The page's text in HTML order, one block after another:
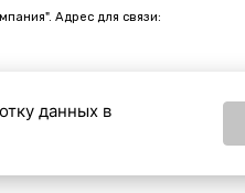
Адрес для связи:
данных в